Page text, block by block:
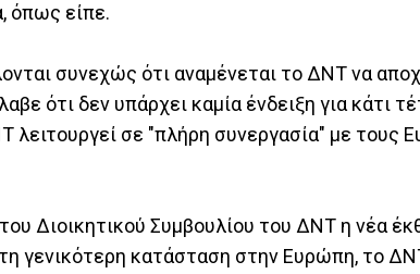
όπως είπε.
συνεχώς ότι αναμένεται το ΔΝΤ να
ότι δεν υπάρχει καμία ένδειξη για κάτι
σε "πλήρη συνεργασία" με τους
Διοικητικού Συμβουλίου του ΔΝΤ η νέα
γενικότερη κατάσταση στην Ευρώπη, το